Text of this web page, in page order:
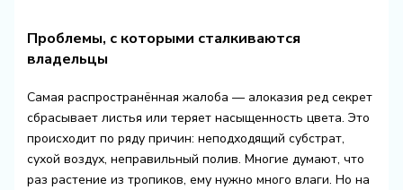
Проблемы, с которыми сталкиваются
владельцы
Самая распространённая жалоба — алоказия ред секрет
сбрасывает листья или теряет насыщенность цвета. Это
происходит по ряду причин: неподходящий субстрат,
сухой воздух, неправильный полив. Многие думают, что
раз растение из тропиков, ему нужно много влаги. Но на